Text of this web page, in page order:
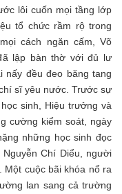
lôi cuốn mọi tầng lớp
tổ chức rầm rộ trong
cách ngăn cấm, Võ
lập bàn thờ với đủ lư
nấy đều đeo băng tang
sĩ yêu nước. Trước sự
sinh, Hiệu trưởng và
cường kiểm soát, ngày
những học sinh đọc
Chí Diểu, người
cuộc bãi khóa nổ ra
lan sang cả trường